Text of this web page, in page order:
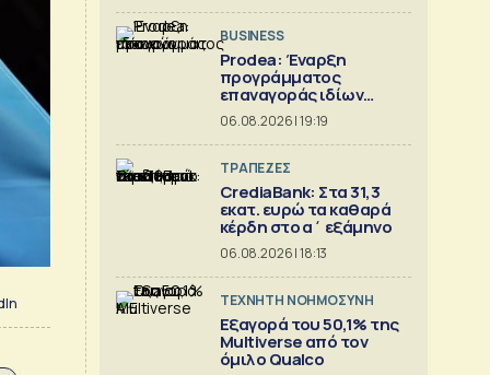
BUSINESS
Prodea: Έναρξη
προγράμματος
επαναγοράς ιδίων
μετοχών
06.08.2026 | 19:19
ΤΡΑΠΕΖΕΣ
CrediaBank: Στα 31,3
εκατ. ευρώ τα καθαρά
κέρδη στο α΄ εξάμηνο
06.08.2026 | 18:13
TΕΧΝΗΤΗ ΝΟΗΜΟΣΥΝΗ
Εξαγορά του 50,1% της
Multiverse από τον
όμιλο Qualco